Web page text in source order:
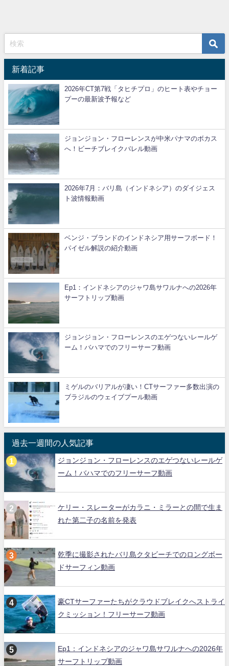
新着記事
2026年CT第7戦「タヒチプロ」のヒート表やチョー
プーの最新波予報など
ジョンジョン・フローレンスが中米パナマのボカス
へ！ビーチブレイクバレル動画
2026年7月：バリ島（インドネシア）のダイジェス
ト波情報動画
ベンジ・ブランドのインドネシア用サーフボード！
パイゼル解説の紹介動画
Ep1：インドネシアのジャワ島サワルナへの2026年
サーフトリップ動画
ジョンジョン・フローレンスのエゲつないレールゲ
ーム！バハマでのフリーサーフ動画
ミゲルのバリアルが凄い！CTサーファー多数出演の
ブラジルのウェイブプール動画
過去一週間の人気記事
ジョンジョン・フローレンスのエゲつないレールゲ
ーム！バハマでのフリーサーフ動画
ケリー・スレーターがカラニ・ミラーとの間で生ま
れた第二子の名前を発表
乾季に撮影されたバリ島クタビーチでのロングボー
ドサーフィン動画
豪CTサーファーたちがクラウドブレイクへストライ
クミッション！フリーサーフ動画
Ep1：インドネシアのジャワ島サワルナへの2026年
サーフトリップ動画